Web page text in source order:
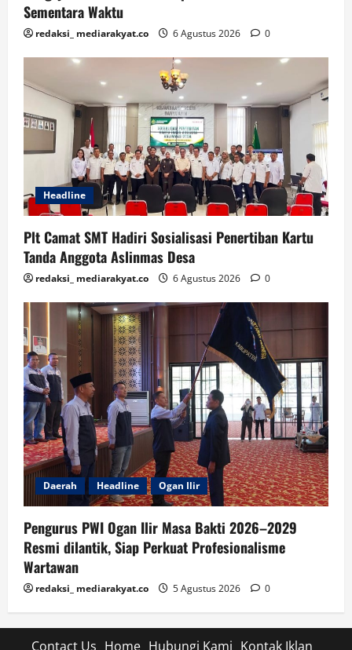
Sementara Waktu
redaksi_ mediarakyat.co 6 Agustus 2026 0
Headline
Plt Camat SMT Hadiri Sosialisasi Penertiban Kartu
Tanda Anggota Aslinmas Desa
redaksi_ mediarakyat.co 6 Agustus 2026 0
Daerah Headline Ogan Ilir
Pengurus PWI Ogan Ilir Masa Bakti 2026–2029
Resmi dilantik, Siap Perkuat Profesionalisme
Wartawan
redaksi_ mediarakyat.co 5 Agustus 2026 0
Contact Us Home Hubungi Kami Kontak Iklan